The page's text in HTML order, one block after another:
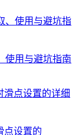
使用与避坑指南
点设置的